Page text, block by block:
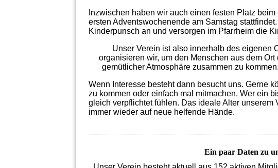
Inzwischen haben wir auch einen festen Platz
ersten Adventswochenende am Samstag
Kinderpunsch an und versorgen im Pfarrheim die
Unser Verein ist also innerhalb des eigenen
organisieren wir, um den Menschen aus dem
gemütlicher Atmosphäre zusammen zu
Wenn Interesse besteht dann besucht uns. Gerne
zu kommen oder einfach mal mitmachen. Wer ein
gleich verpflichtet fühlen. Das ideale Alter
immer wieder auf neue helfende Hände.
Ein paar Daten zu